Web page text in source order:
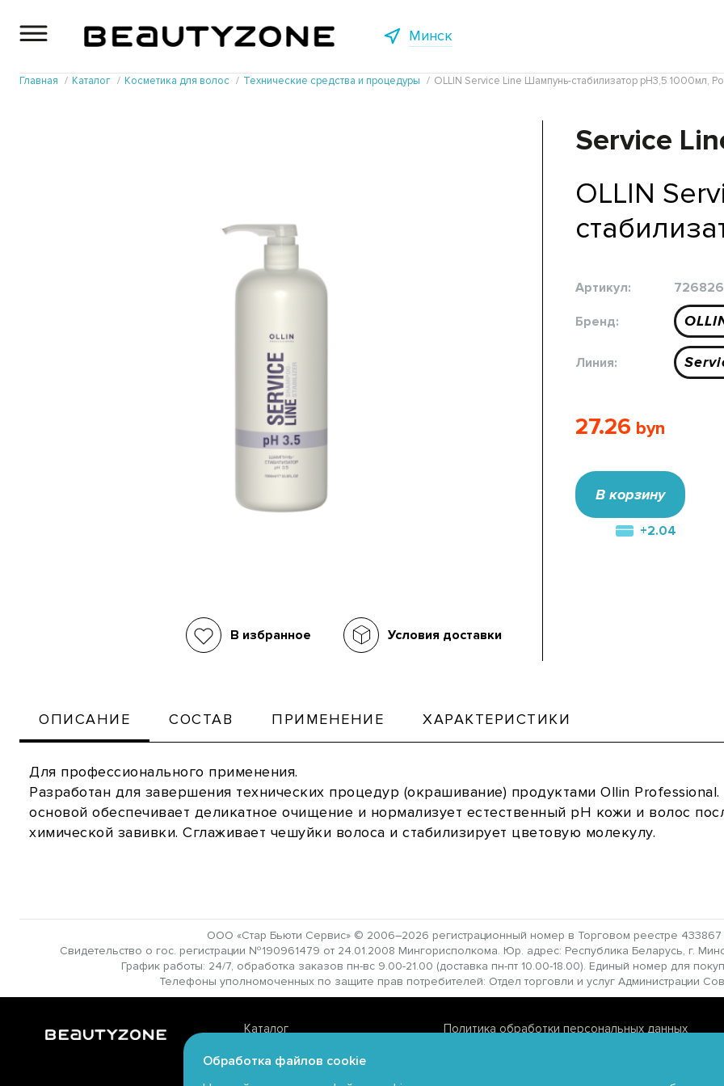
Минск
Главная Каталог Косметика для волос Технические средства и процедуры OLLIN Service Line Шампунь-стабилизатор рН3,5 1000мл,
В избранное Условия доставки
Service
OLLIN
Артикул: 726826
Бренд:
Линия:
27.26
В корзину
+2.04
ОПИСАНИЕ СОСТАВ ПРИМЕНЕНИЕ ХАРАКТЕРИСТИКИ
Для профессионального применения.
Разработан для завершения технических процедур (окрашивание) продуктами Ollin
основой обеспечивает деликатное очищение и нормализует естественный рН кожи и волос
химической завивки. Сглаживает чешуйки волоса и стабилизирует цветовую молекулу.
ООО «Стар Бьюти Сервис» © 2006–2026 регистрационный номер в Торговом реестре 433867
Свидетельство о гос. регистрации №190961479 от 24.01.2008 Мингорисполкома. Юр. адрес: Республика Беларусь, г.
График работы: 24/7, обработка заказов пн-вс 9.00-21.00 (доставка пн-пт 10.00-18.00). Единый номер для
Телефоны уполномоченных по защите прав потребителей: Отдел торговли и услуг Администрации
Каталог
Политика обработки персональных данных
Обработка файлов cookie